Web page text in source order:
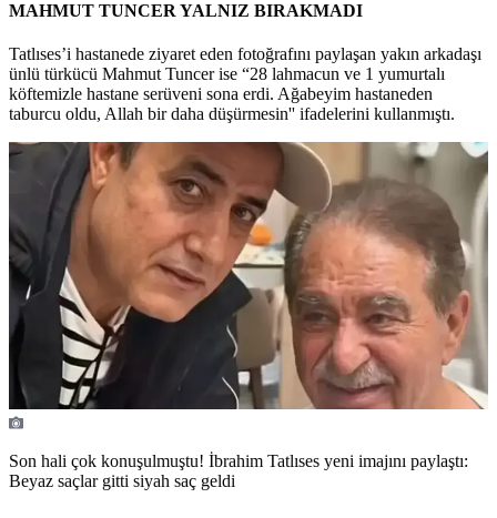
MAHMUT TUNCER YALNIZ BIRAKMADI
Tatlıses’i hastanede ziyaret eden fotoğrafını paylaşan yakın arkadaşı
ünlü türkücü Mahmut Tuncer ise “28 lahmacun ve 1 yumurtalı
köftemizle hastane serüveni sona erdi. Ağabeyim hastaneden
taburcu oldu, Allah bir daha düşürmesin'' ifadelerini kullanmıştı.
Son hali çok konuşulmuştu! İbrahim Tatlıses yeni imajını paylaştı:
Beyaz saçlar gitti siyah saç geldi